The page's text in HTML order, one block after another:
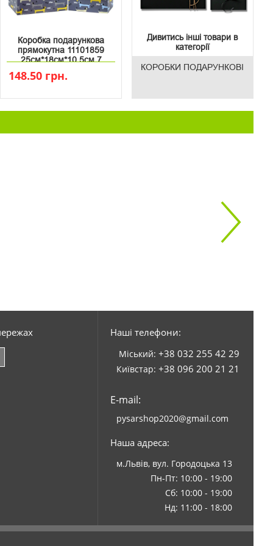
Коробка подарункова
прямокутна 11101859
25см*18см*10.5см 7
148.50 грн.
Дивитись інші товари в
категорії
КОРОБКИ ПОДАРУНКОВІ
Наші телефони:
Міський: +38 032 255 42 29
Київстар: +38 096 200 21 21
E-mail:
pysarshop2020@gmail.com
Наша адреса:
м.Львів, вул. Городоцька 13
Пн-Пт: 10:00 - 19:00
Сб: 10:00 - 19:00
Нд: 11:00 - 18:00